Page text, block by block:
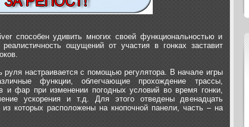
способен удивить многих своей функциональностью и
ощущений от участия в гонках заставит
руля настраивается с помощью регулятора. В начале игры
функции, облегчающие прохождение трассы,
и фар при изменении погодных условий во время гонки,
ускорения и т.д. Для этого отведены двенадцать
которых расположены на кнопочной панели, часть – на